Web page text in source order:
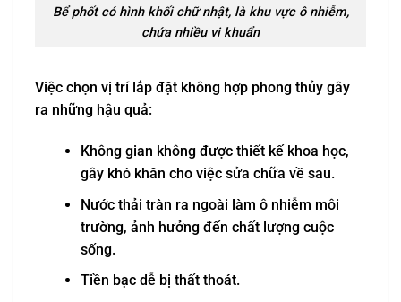
Bể phốt có hình khối chữ nhật, là khu vực ô nhiễm,
chứa nhiều vi khuẩn
Việc chọn vị trí lắp đặt không hợp phong thủy gây
ra những hậu quả:
Không gian không được thiết kế khoa học,
gây khó khăn cho việc sửa chữa về sau.
Nước thải tràn ra ngoài làm ô nhiễm môi
trường, ảnh hưởng đến chất lượng cuộc
sống.
Tiền bạc dễ bị thất thoát.